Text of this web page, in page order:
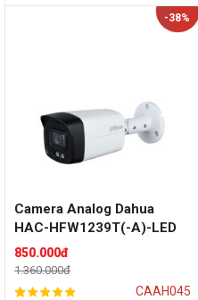
-38%
Camera Analog Dahua
HAC-HFW1239T(-A)-LED
(2 MP)
850.000đ
1.360.000đ
CAAH045